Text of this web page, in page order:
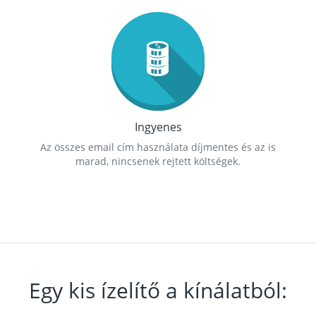
Ingyenes
Az összes email cím használata díjmentes és az is
marad, nincsenek rejtett költségek.
Egy kis ízelítő a kínálatból: